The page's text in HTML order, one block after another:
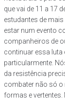
que vai de 11 a 17
estudantes de
estar num evento
companheiros de
continuar essa luta
particularmente.
da resistência
combater não só
formas e